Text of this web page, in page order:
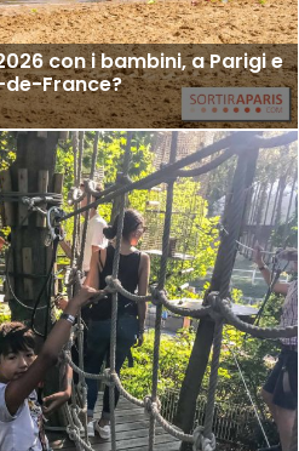
con i bambini, a Parigi e
de-France?